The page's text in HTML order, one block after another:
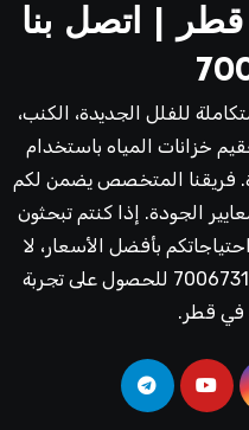
قطر | اتصل بنا
للفلل الجديدة، الكنب،
خزانات المياه باستخدام
فريقنا المتخصص يضمن لكم
الجودة. إذا كنتم تبحثون
بأفضل الأسعار، لا
تترددوا في الاتصال بنا اليوم على 70067311 للحصول على تجربة
في قطر.